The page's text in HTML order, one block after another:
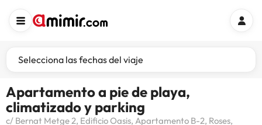
Selecciona las fechas del viaje
Apartamento a pie de playa,
climatizado y parking
c/ Bernat Metge 2, Edificio Oasis, Apartamento B-2, Roses,